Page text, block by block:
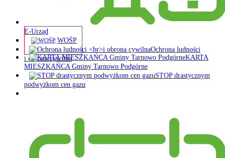
E-Urząd
WOŚP
Ochrona ludności
i obrona cywilna
KARTA
MIESZKAŃCA Gminy Tarnowo Podgórne
STOP drastycznym
podwyżkom cen gazu